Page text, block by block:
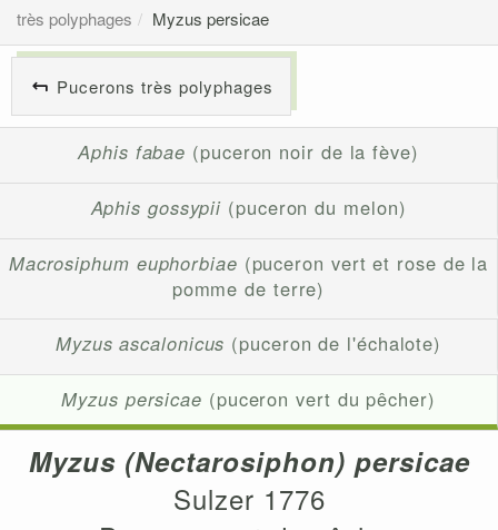
très polyphages
Myzus persicae
Pucerons très polyphages
Aphis fabae (puceron noir de la fève)
Aphis gossypii (puceron du melon)
Macrosiphum euphorbiae (puceron vert et rose de la
pomme de terre)
Myzus ascalonicus (puceron de l'échalote)
Myzus persicae (puceron vert du pêcher)
Myzus (Nectarosiphon) persicae
Sulzer 1776